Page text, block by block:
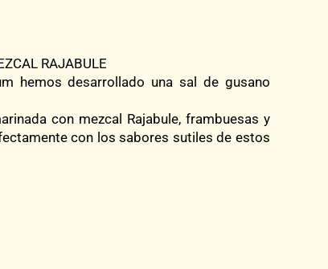
RAJABULE
hemos desarrollado una sal de gusano
con mezcal Rajabule, frambuesas y
con los sabores sutiles de estos